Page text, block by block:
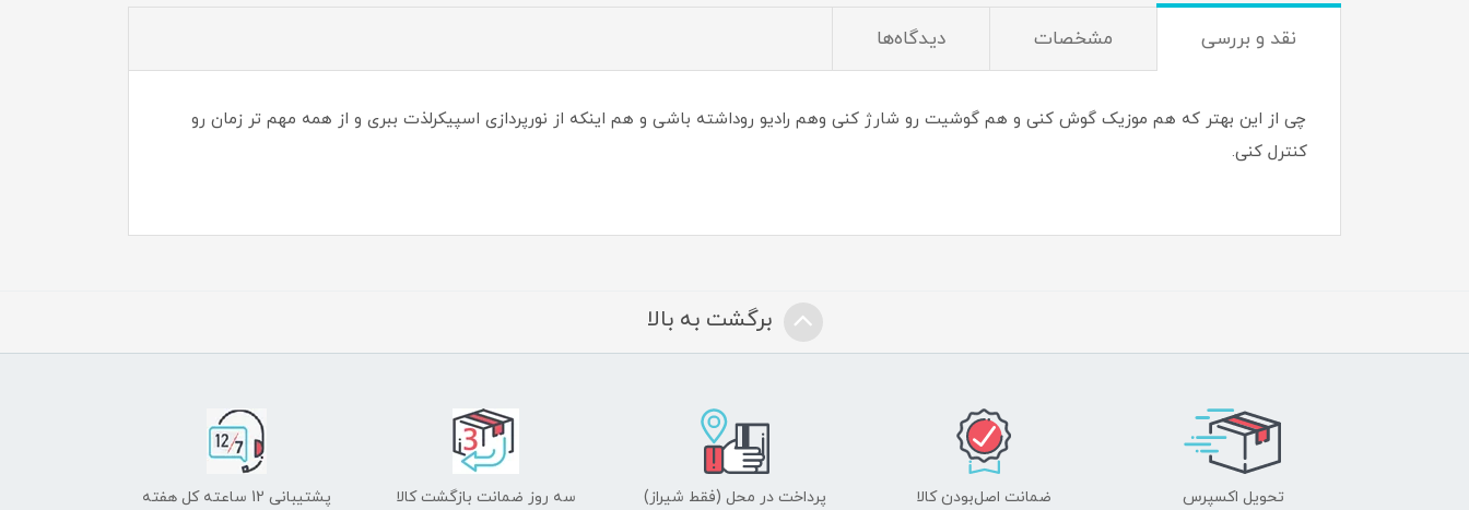
نقد و بررسی مشخصات دیدگاه‌ها
چی از این بهتر که هم موزیک گوش کنی و هم گوشیت رو شارژ کنی وهم رادیو روداشته باشی و هم اینکه از نورپردازی اسپیکرلذت ببری و از همه مهم تر زمان رو
کنترل کنی.
برگشت به بالا
تحویل اکسپرس ضمانت اصل‌بودن کالا پرداخت در محل (فقط شیراز) سه روز ضمانت بازگشت کالا پشتیبانی 12 ساعته کل هفته